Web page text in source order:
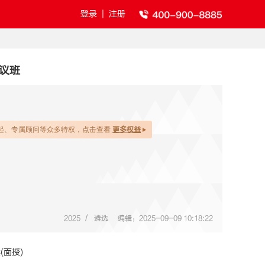
登录 注册
班
、专属顾问等众多特权，点击查看 更多权益
2025 / 遴选 编辑：2025-09-09 10:18:22
面授)